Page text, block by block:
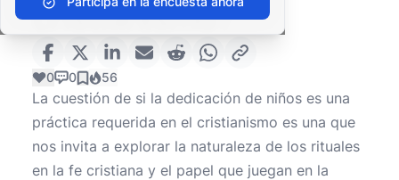
cristianismo?
0 0 56
La cuestión de si la dedicación de niños es una
práctica requerida en el cristianismo es una que
nos invita a explorar la naturaleza de los rituales
en la fe cristiana y el papel que juegan en la